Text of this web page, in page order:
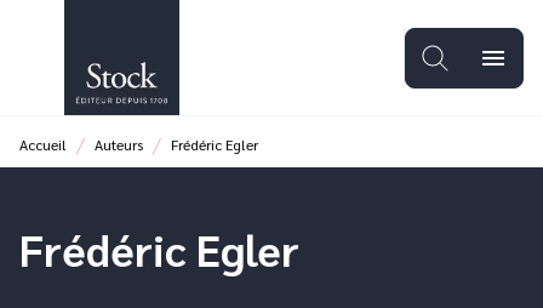
PIED DE PAGE
menu
Accueil / Auteurs / Frédéric Egler
Frédéric Egler